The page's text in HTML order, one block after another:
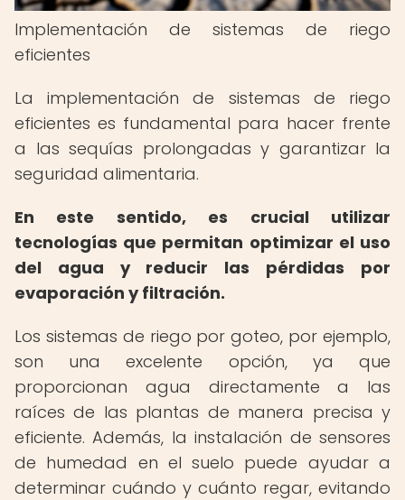
Implementación de sistemas de riego
eficientes
La implementación de sistemas de riego
eficientes es fundamental para hacer frente
a las sequías prolongadas y garantizar la
seguridad alimentaria.
En este sentido, es crucial utilizar
tecnologías que permitan optimizar el uso
del agua y reducir las pérdidas por
evaporación y filtración.
Los sistemas de riego por goteo, por ejemplo,
son una excelente opción, ya que
proporcionan agua directamente a las
raíces de las plantas de manera precisa y
eficiente. Además, la instalación de sensores
de humedad en el suelo puede ayudar a
determinar cuándo y cuánto regar, evitando